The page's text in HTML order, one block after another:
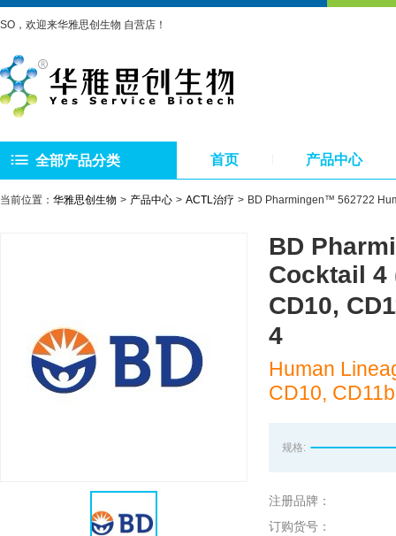
SO，欢迎来华雅思创生物 自营店！
全部产品分类 首页 产品中心
当前位置： 华雅思创生物 产品中心 ACTL治疗 BD Pharmingen™ 562722
BD
Cocktail 4
CD10,
4
Human
CD10,
规格:
注册品牌：
订购货号：